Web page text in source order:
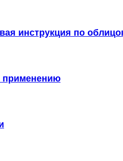
инструкция по
применению